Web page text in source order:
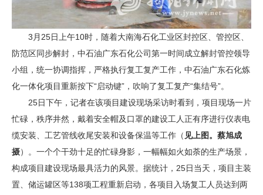
3月25日上午10时，随着大南海石化工业区封控区、管控区、
防范区同步解封，中石油广东石化公司第一时间成立解封管控领导
小组，统一协调指挥，严格执行复工复产工作，中石油广东石化炼
化一体化项目重新按下“启动键”，吹响了复工复产“集结号”。
25日下午，记者在该项目建设现场采访时看到，项目现场一片
忙碌，秩序井然，戴着安全帽及口罩的建设工人正有序进行仪表电
缆安装、工艺管线收尾安装和设备保温等工作（ 见上图。蔡旭成
摄）。一个个干劲十足的忙碌身影，一幅幅如火如荼的生产场景，
构成项目建设现场最具活力的风景。据统计，25日当天，项目主装
置、储运罐区等138项工程重新启动，各项目入场复工人员达到两